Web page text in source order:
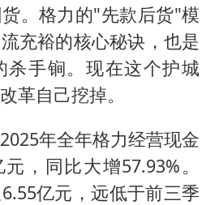
。格力的"先款后货"模
充裕的核心秘诀，也是
杀手锏。现在这个护城
革自己挖掉。
年全年格力经营现金
，同比大增57.93%。
亿元，远低于前三季